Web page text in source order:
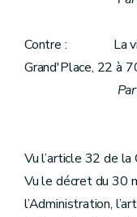
Contre : La ville
Grand'Place, 22 à
Vu l’article 32 de la
Vu le décret du 30
l’Administration,